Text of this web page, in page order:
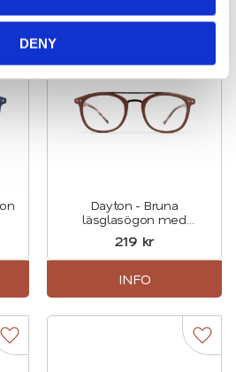
DENY
Lägg till i favoriter
Dayton - Bruna
läsglasögon med
sköldpaddsmönstrade
skalmar
219 kr
INFO
Lägg till i favoriter